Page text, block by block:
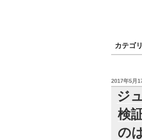
カテゴ
投
稿
日:
2017年5月
ジ
検
の